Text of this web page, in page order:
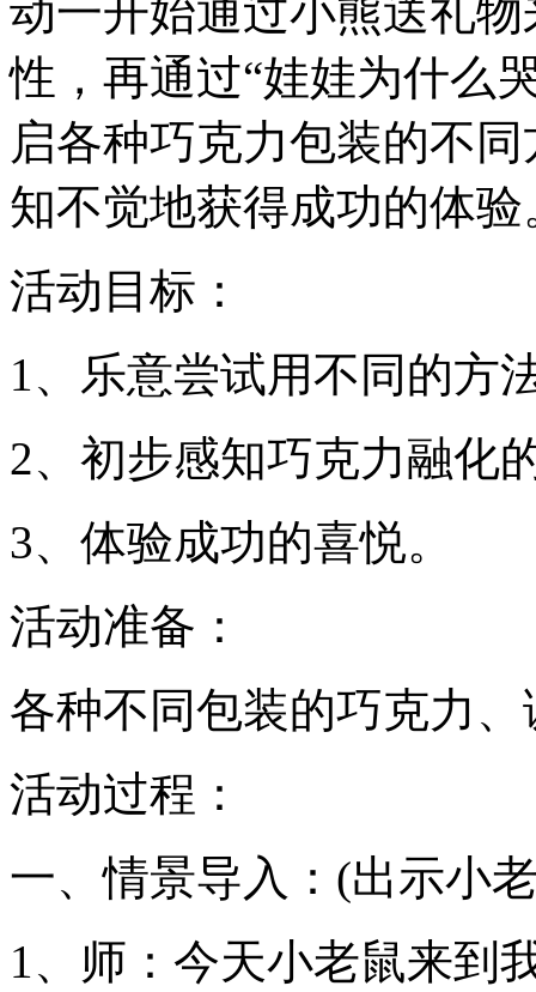
动一开始通过小熊送礼
性，再通过“娃娃为什么
启各种巧克力包装的不
知不觉地获得成功的体验
活动目标：
1、乐意尝试用不同的方
2、初步感知巧克力融化
3、体验成功的喜悦。
活动准备：
各种不同包装的巧克力
活动过程：
一、情景导入：(出示小
1、师：今天小老鼠来到